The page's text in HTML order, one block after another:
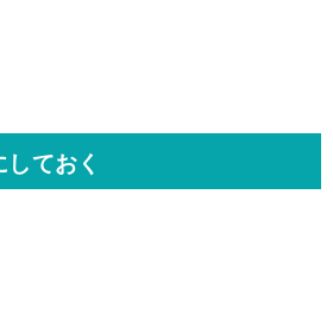
しておく